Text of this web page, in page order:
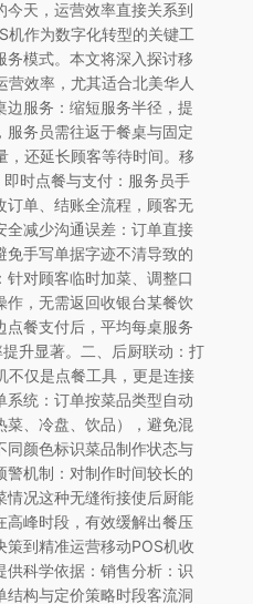
天，运营效率直接关系到
机作为数字化转型的关键工
模式。本文将深入探讨移
营效率，尤其适合北美华人
服务：缩短服务半径，提
服务员需往返于餐桌与固定
，还延长顾客等待时间。移
即时点餐与支付：服务员手
订单、结账全流程，顾客无
全减少沟通误差：订单直接
手写单据字迹不清导致的
对顾客临时加菜、调整口
作，无需返回收银台某餐饮
餐支付后，平均每桌服务
升显著。二、后厨联动：打
不仅是点餐工具，更是连接
统：订单按菜品类型自动
、冷盘、饮品），避免混
同颜色标识菜品制作状态与
机制：对制作时间较长的
情况这种无缝衔接使后厨能
高峰时段，有效缓解出餐压
策到精准运营移动POS机收
科学依据：销售分析：识
结构与定价策略时段客流洞